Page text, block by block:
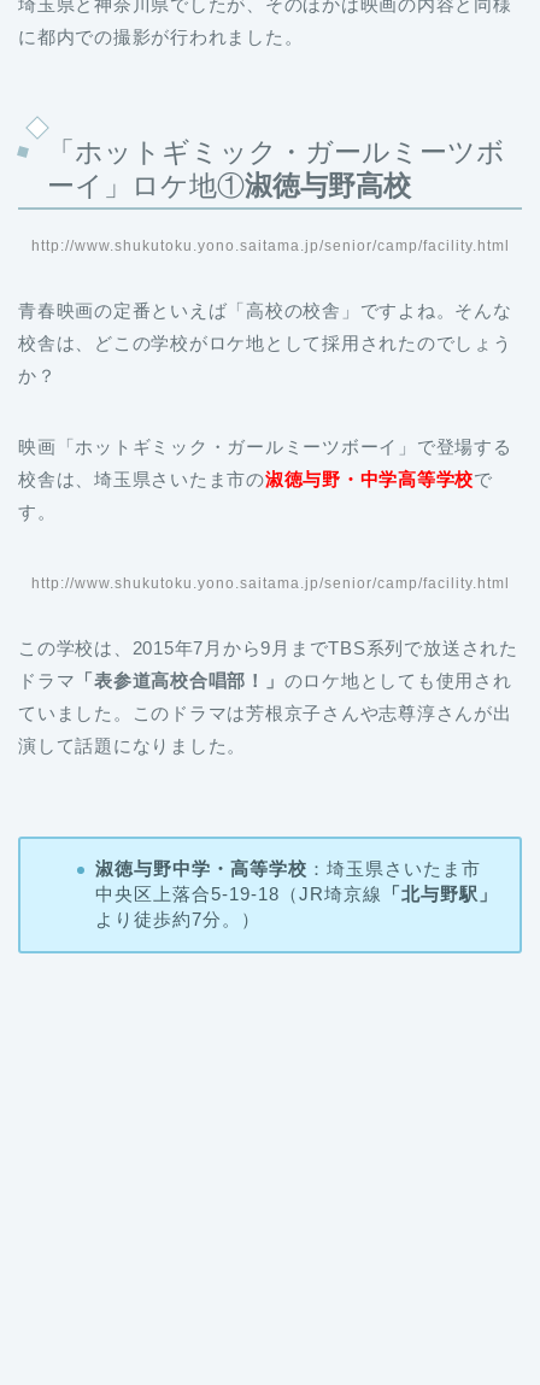
埼玉県と神奈川県でしたが、そのほかは映画の内容と同様
に都内での撮影が行われました。
「ホットギミック・ガールミーツボ
ーイ」ロケ地①淑徳与野高校
http://www.shukutoku.yono.saitama.jp/senior/camp/facility.html
青春映画の定番といえば「高校の校舎」ですよね。そんな
校舎は、どこの学校がロケ地として採用されたのでしょう
か？
映画「ホットギミック・ガールミーツボーイ」で登場する
校舎は、埼玉県さいたま市の淑徳与野・中学高等学校で
す。
http://www.shukutoku.yono.saitama.jp/senior/camp/facility.html
この学校は、2015年7月から9月までTBS系列で放送された
ドラマ 「表参道高校合唱部！」 のロケ地としても使用され
ていました。このドラマは芳根京子さんや志尊淳さんが出
演して話題になりました。
淑徳与野中学・高等学校 ：埼玉県さいたま市
中央区上落合5-19-18（JR埼京線
「北与野駅」
より徒歩約7分。）